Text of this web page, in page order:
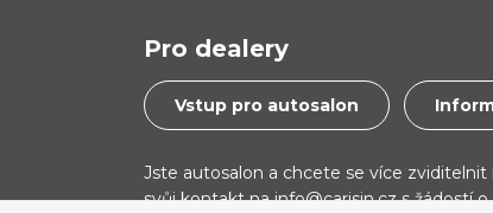
Pro dealery
Vstup pro autosalon
Jste autosalon a chcete se více
svůj kontakt na info@carisin.cz s žádostí